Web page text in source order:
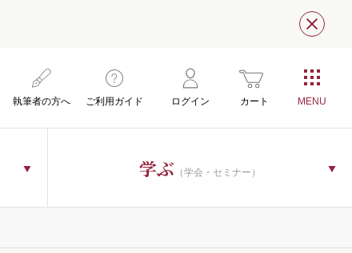
閉じ
執筆者の方へ ご利用ガイド ログイン カート
学ぶ （学会・セミナー）